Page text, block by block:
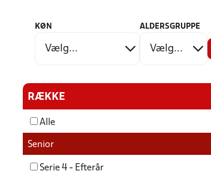
KØN ALDERSGRUPPE
RÆKKE
Alle
Senior
Serie 4 - Efterår